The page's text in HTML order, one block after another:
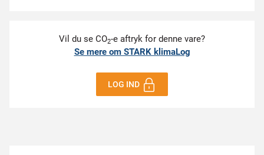
Vil du se CO2-e aftryk for denne vare?
Se mere om STARK klimaLog
LOG IND